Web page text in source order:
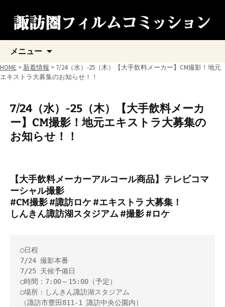
メニュー
テ
ン
ツ
キ
ッ
プ
HOME > 新着情報 > 7/24（水）-25（木）【大手飲料メーカー】CM撮影！地元
エキストラ大募集のお知らせ！！
7/24（水）-25（木）【大手飲料メーカ
ー】CM撮影！地元エキストラ大募集の
お知らせ！！
【大手飲料メーカーアルコール商品】テレビコマ
ーシャル撮影
#CM撮影 #諏訪ロケ #エキストラ 大募集！
しんきん諏訪湖スタジアム #撮影 #ロケ
◯日程
7/24 撮影本番
7/25 天候予備日
◯時間：7:00～15:00（予定）
◯場所：しんきん諏訪湖スタジアム
（諏訪市豊田811-1 諏訪中央公園内）